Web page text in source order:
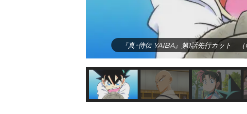
『真･侍伝 YAIBA』第1話先行カット